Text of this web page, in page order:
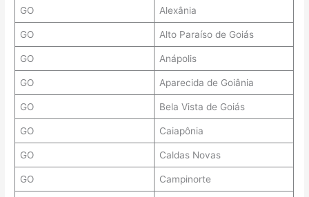
GO Alexânia
GO Alto Paraíso de Goiás
GO Anápolis
GO Aparecida de Goiânia
GO Bela Vista de Goiás
GO Caiapônia
GO Caldas Novas
GO Campinorte